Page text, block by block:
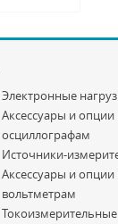
Электронные
Аксессуары и опции
осциллографам
Источники-
Аксессуары и опции
вольтметрам